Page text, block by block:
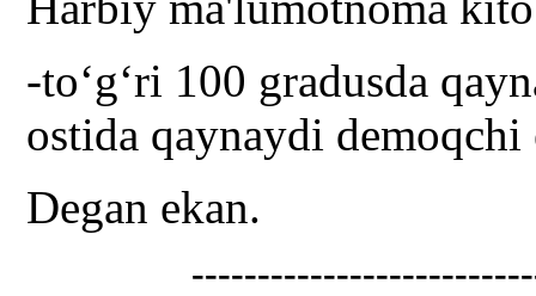
-to‘g‘ri 100 gradusda
ostida qaynaydi demoqchi
Degan ekan.